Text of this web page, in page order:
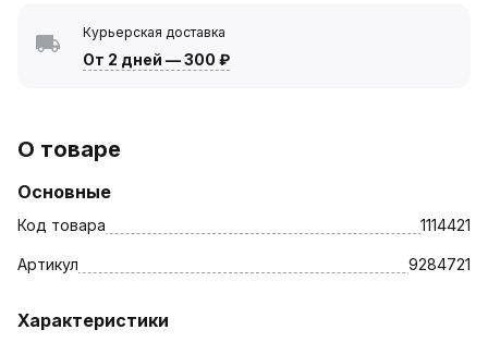
Курьерская доставка
От 2 дней —300 ₽
О товаре
Основные
Код товара 1114421
Артикул 9284721
Характеристики